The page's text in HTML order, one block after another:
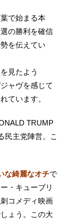
で始まる本
の勝利を確信
を伝えてい
見たよう
ャヴを感じて
ています。
TRUMP
民主党陣営。こ
な綺麗なオチで
・キューブリ
コメディ映画
ょう。この大